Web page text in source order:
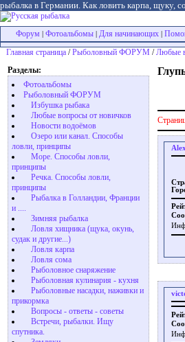
рыбалка в Германии. Как ловить карпа, щуку,
Форум Фотоальбомы Для начинающих
Главная страница /Рыболовный ФОРУМ /Любые
Разделы:
Фотоальбомы
Рыболовный ФОРУМ
Избушка рыбака
Любые вопросы от новичков
Новости водоёмов
Озеро или канал. Способы
ловли, принципы
Море. Способы ловли,
принципы
Речка. Способы ловли,
принципы
Рыбалка в Голландии, Франции
и ....
Зимняя рыбалка
Ловля хищника (щука, окунь,
судак и другие...)
Ловля карпа
Ловля сома
Рыболовное снаряжение
Рыболовная кулинария - кухня
Рыболовные насадки, наживки и
прикормка
Вопросы - ответы - советы
Встречи, рыбалки. Ищу
спутника.